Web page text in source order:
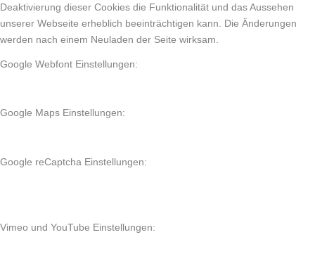
Deaktivierung dieser Cookies die Funktionalität und das Aussehen
unserer Webseite erheblich beeinträchtigen kann. Die Änderungen
werden nach einem Neuladen der Seite wirksam.
Google Webfont Einstellungen:
Google Maps Einstellungen:
Google reCaptcha Einstellungen:
Vimeo und YouTube Einstellungen: